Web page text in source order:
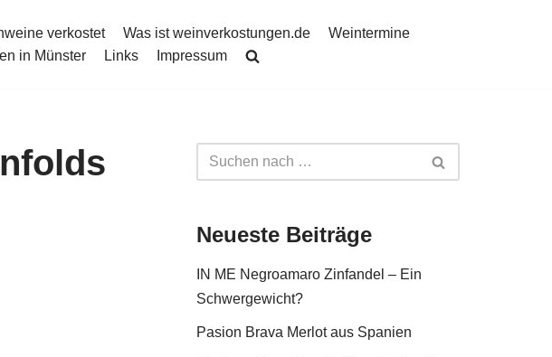
verkostet Was ist weinverkostungen.de
Weintermine
in Münster
Links Impressum
Neueste Beiträge
IN ME Negroamaro Zinfandel – Ein
Schwergewicht?
Pasion Brava Merlot aus Spanien